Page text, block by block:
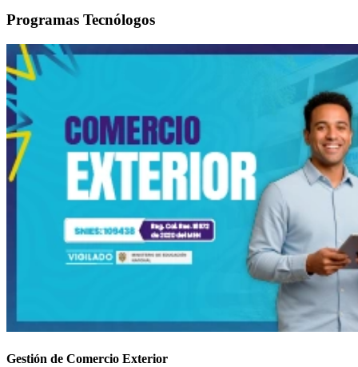
Programas Tecnólogos
Gestión de Comercio Exterior